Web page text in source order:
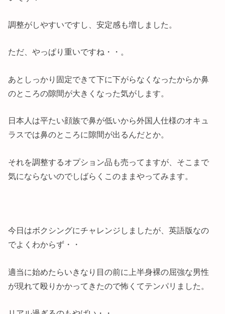
調整がしやすいですし、安定感も増しました。
ただ、やっぱり重いですね・・。
あとしっかり固定できて下に下がらなくなったからか鼻
のところの隙間が大きくなった気がします。
日本人は平たい顔族で鼻が低いから外国人仕様のオキュ
ラスでは鼻のところに隙間が出るんだとか。
それを調整するオプション品も売ってますが、そこまで
気にならないのでしばらくこのままやってみます。
今日はボクシングにチャレンジしましたが、英語版なの
でよくわからず・・
適当に始めたらいきなり目の前に上半身裸の屈強な男性
が現れて殴りかかってきたので怖くてテンパリました。